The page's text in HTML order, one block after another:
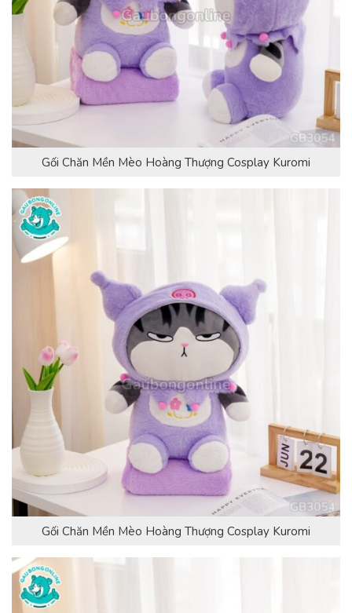
Gối Chăn Mền Mèo Hoàng Thượng Cosplay Kuromi
Gối Chăn Mền Mèo Hoàng Thượng Cosplay Kuromi